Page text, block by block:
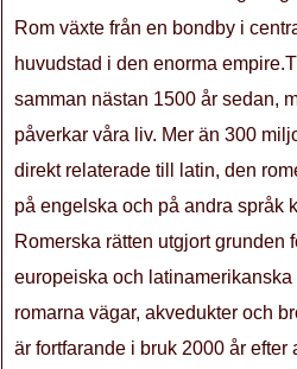
Rom växte från en bondby i
huvudstad i den enorma
samman nästan 1500 år sedan,
påverkar våra liv. Mer än 300
direkt relaterade till latin, den
på engelska och på andra språk
Romerska rätten utgjort grunden
europeiska och
romarna vägar, akvedukter och
är fortfarande i bruk 2000 år efter